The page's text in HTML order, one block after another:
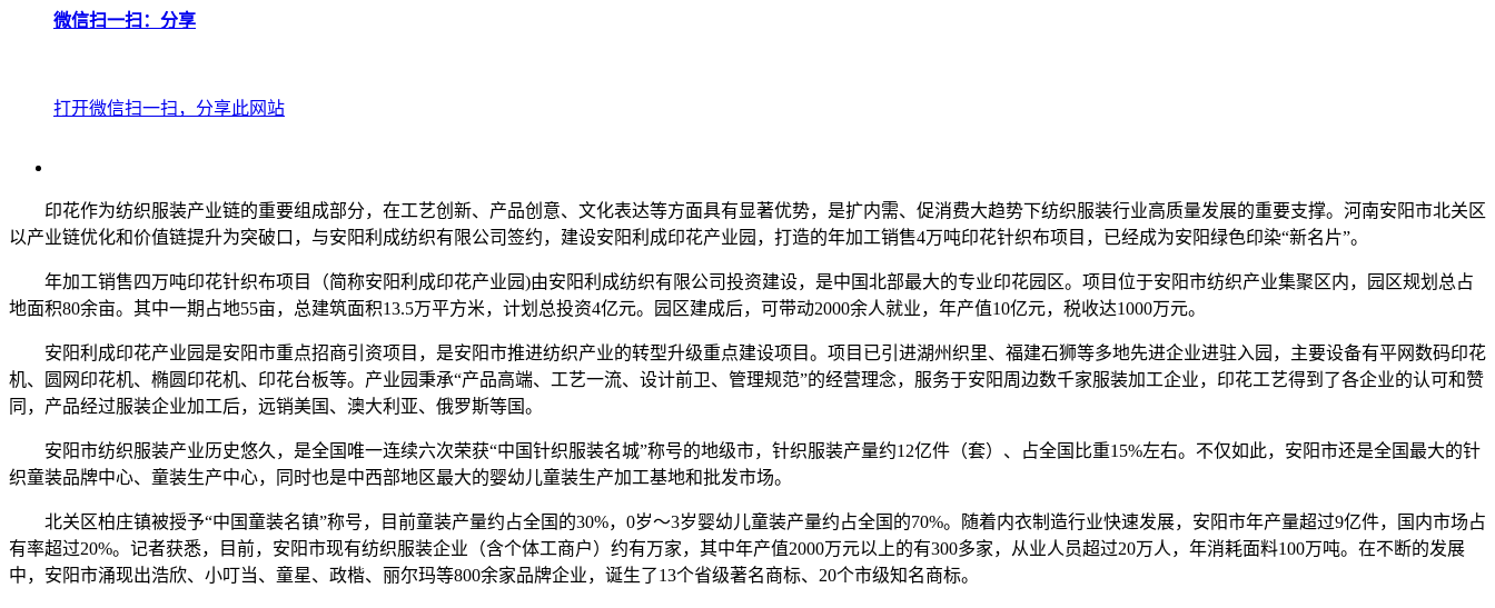
微信扫一扫：分享
打开微信扫一扫，分享此网站
印花作为纺织服装产业链的重要组成部分，在工艺创新、产品创意、文化表达等方面具有显著优势，是扩内需、促消费大趋势下纺织服装行业高质量发展的重要支撑。河南安阳市北关区
以产业链优化和价值链提升为突破口，与安阳利成纺织有限公司签约，建设安阳利成印花产业园，打造的年加工销售4万吨印花针织布项目，已经成为安阳绿色印染“新名片”。
年加工销售四万吨印花针织布项目（简称安阳利成印花产业园)由安阳利成纺织有限公司投资建设，是中国北部最大的专业印花园区。项目位于安阳市纺织产业集聚区内，园区规划总占
地面积80余亩。其中一期占地55亩，总建筑面积13.5万平方米，计划总投资4亿元。园区建成后，可带动2000余人就业，年产值10亿元，税收达1000万元。
安阳利成印花产业园是安阳市重点招商引资项目，是安阳市推进纺织产业的转型升级重点建设项目。项目已引进湖州织里、福建石狮等多地先进企业进驻入园，主要设备有平网数码印花
机、圆网印花机、椭圆印花机、印花台板等。产业园秉承“产品高端、工艺一流、设计前卫、管理规范”的经营理念，服务于安阳周边数千家服装加工企业，印花工艺得到了各企业的认可和赞
同，产品经过服装企业加工后，远销美国、澳大利亚、俄罗斯等国。
安阳市纺织服装产业历史悠久，是全国唯一连续六次荣获“中国针织服装名城”称号的地级市，针织服装产量约12亿件（套）、占全国比重15%左右。不仅如此，安阳市还是全国最大的针
织童装品牌中心、童装生产中心，同时也是中西部地区最大的婴幼儿童装生产加工基地和批发市场。
北关区柏庄镇被授予“中国童装名镇”称号，目前童装产量约占全国的30%，0岁～3岁婴幼儿童装产量约占全国的70%。随着内衣制造行业快速发展，安阳市年产量超过9亿件，国内市场占
有率超过20%。记者获悉，目前，安阳市现有纺织服装企业（含个体工商户）约有万家，其中年产值2000万元以上的有300多家，从业人员超过20万人，年消耗面料100万吨。在不断的发展
中，安阳市涌现出浩欣、小叮当、童星、政楷、丽尔玛等800余家品牌企业，诞生了13个省级著名商标、20个市级知名商标。